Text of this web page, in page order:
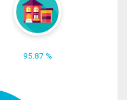
95.87 %